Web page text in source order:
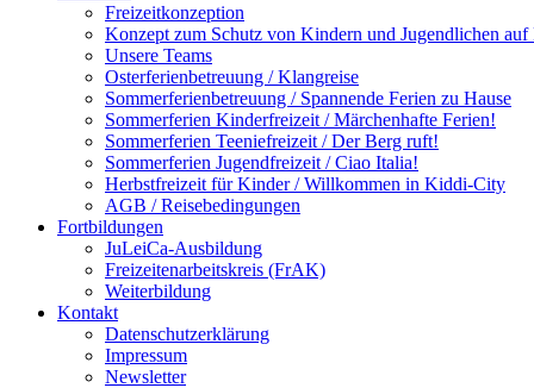
Freizeitkonzeption
Konzept zum Schutz von Kindern und Jugendlichen auf
Unsere Teams
Osterferienbetreuung / Klangreise
Sommerferienbetreuung / Spannende Ferien zu Hause
Sommerferien Kinderfreizeit / Märchenhafte Ferien!
Sommerferien Teeniefreizeit / Der Berg ruft!
Sommerferien Jugendfreizeit / Ciao Italia!
Herbstfreizeit für Kinder / Willkommen in Kiddi-City
AGB / Reisebedingungen
Fortbildungen
JuLeiCa-Ausbildung
Freizeitenarbeitskreis (FrAK)
Weiterbildung
Kontakt
Datenschutzerklärung
Impressum
Newsletter